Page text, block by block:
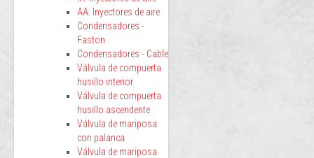
AA: Inyectores de aire
Condensadores -
Faston
Condensadores - Cable
Válvula de compuerta
husillo interior
Válvula de compuerta
husillo ascendente
Válvula de mariposa
con palanca
Válvula de mariposa